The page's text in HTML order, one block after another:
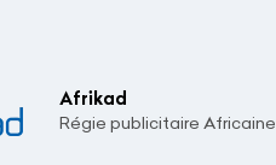
Afrikad
Régie publicitaire Africaine.